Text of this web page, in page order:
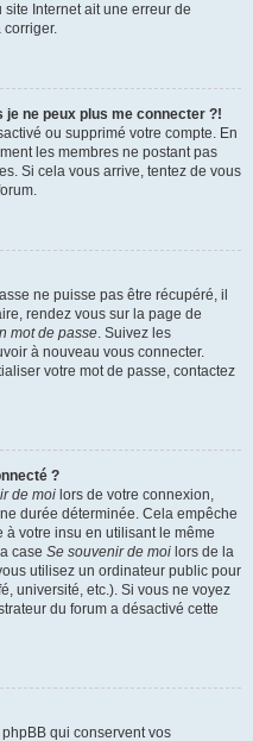
Internet ait une erreur de
corriger.
ne peux plus me connecter ?!
ou supprimé votre compte. En
les membres ne postant pas
Si cela vous arrive, tentez de vous
ne puisse pas être récupéré, il
rendez vous sur la page de
mot de passe. Suivez les
à nouveau vous connecter.
votre mot de passe, contactez
?
de moi lors de votre connexion,
durée déterminée. Cela empêche
à votre insu en utilisant le même
case Se souvenir de moi lors de la
utilisez un ordinateur public pour
université, etc.). Si vous ne voyez
du forum a désactivé cette
qui conservent vos